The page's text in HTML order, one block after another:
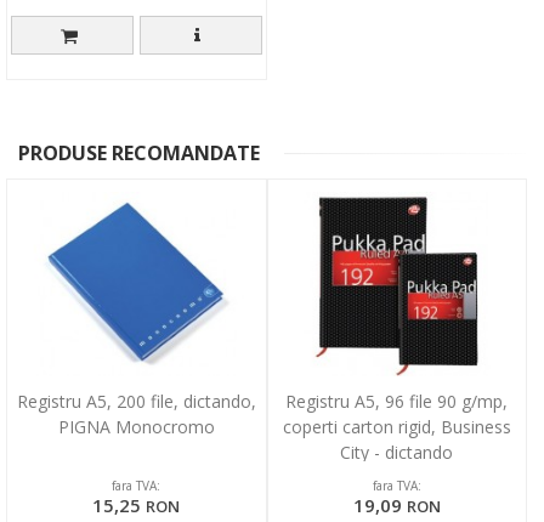
PRODUSE RECOMANDATE
Registru A5, 200 file, dictando,
PIGNA Monocromo
fara TVA:
15,25 RON
Registru A5, 96 file 90 g/mp,
coperti carton rigid, Business
City - dictando
fara TVA:
19,09 RON